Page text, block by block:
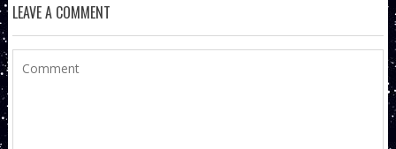
LEAVE A COMMENT